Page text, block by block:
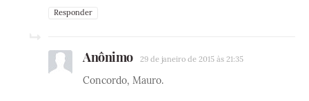
Responder
Anônimo 29 de janeiro de 2015 às 21:35
Concordo, Mauro.